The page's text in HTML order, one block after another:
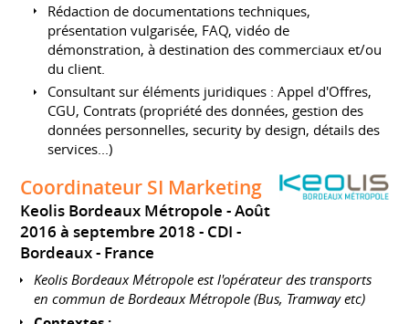
Rédaction de documentations techniques,
présentation vulgarisée, FAQ, vidéo de
démonstration, à destination des commerciaux et/ou
du client.
Consultant sur éléments juridiques : Appel d'Offres,
CGU, Contrats (propriété des données, gestion des
données personnelles, security by design, détails des
services...)
Coordinateur SI Marketing
Keolis Bordeaux Métropole
Août
2016 à septembre 2018 CDI
Bordeaux
France
Keolis Bordeaux Métropole est l'opérateur des transports
en commun de Bordeaux Métropole (Bus, Tramway etc)